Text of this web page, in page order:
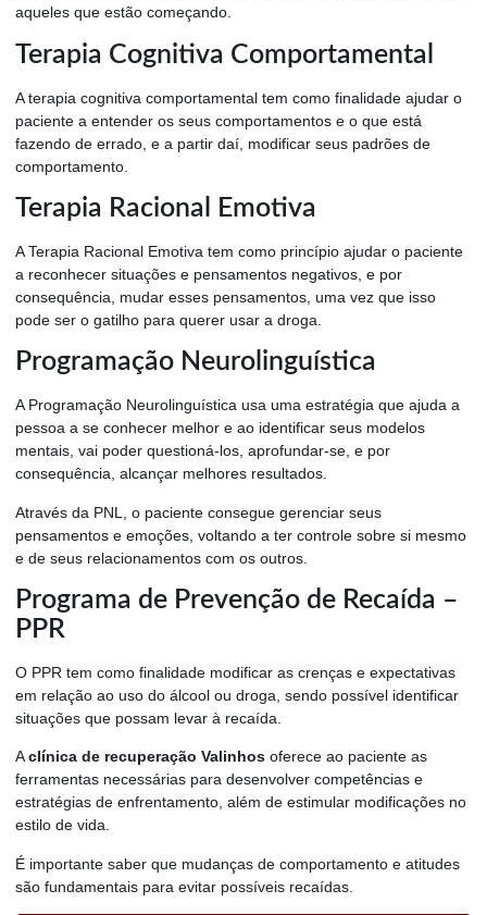
aqueles que estão começando.
Terapia Cognitiva Comportamental
A terapia cognitiva comportamental tem como finalidade ajudar o
paciente a entender os seus comportamentos e o que está
fazendo de errado, e a partir daí, modificar seus padrões de
comportamento.
Terapia Racional Emotiva
A Terapia Racional Emotiva tem como princípio ajudar o paciente
a reconhecer situações e pensamentos negativos, e por
consequência, mudar esses pensamentos, uma vez que isso
pode ser o gatilho para querer usar a droga.
Programação Neurolinguística
A Programação Neurolinguística usa uma estratégia que ajuda a
pessoa a se conhecer melhor e ao identificar seus modelos
mentais, vai poder questioná-los, aprofundar-se, e por
consequência, alcançar melhores resultados.
Através da PNL, o paciente consegue gerenciar seus
pensamentos e emoções, voltando a ter controle sobre si mesmo
e de seus relacionamentos com os outros.
Programa de Prevenção de Recaída –
PPR
O PPR tem como finalidade modificar as crenças e expectativas
em relação ao uso do álcool ou droga, sendo possível identificar
situações que possam levar à recaída.
Aclínica de recuperação Valinhos oferece ao paciente as
ferramentas necessárias para desenvolver competências e
estratégias de enfrentamento, além de estimular modificações no
estilo de vida.
É importante saber que mudanças de comportamento e atitudes
são fundamentais para evitar possíveis recaídas.